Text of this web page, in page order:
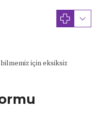
için eksiksiz